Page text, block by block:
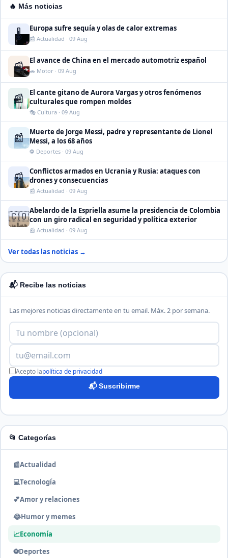
🔥 Más noticias
🌡️ Europa sufre sequía y olas de calor extremas
📰 Actualidad · 09 Aug
📰 El avance de China en el mercado automotriz español
🚗 Motor · 09 Aug
📰
El cante gitano de Aurora Vargas y otros fenómenos
culturales que rompen moldes
🎭 Cultura · 09 Aug
📰
Muerte de Jorge Messi, padre y representante de Lionel
Messi, a los 68 años
⚽ Deportes · 09 Aug
📰
Conflictos armados en Ucrania y Rusia: ataques con
drones y consecuencias
📰 Actualidad · 09 Aug
🇨🇴Abelardo de la Espriella asume la presidencia de Colombia
con un giro radical en seguridad y política exterior
📰 Actualidad · 09 Aug
Ver todas las noticias →
📬 Recibe las noticias
Las mejores noticias directamente en tu email. Máx. 2 por semana.
Acepto lapolítica de privacidad
📬 Suscribirme
📂 Categorías
📰Actualidad
💻Tecnología
💕Amor y relaciones
😂Humor y memes
📈Economía
⚽Deportes